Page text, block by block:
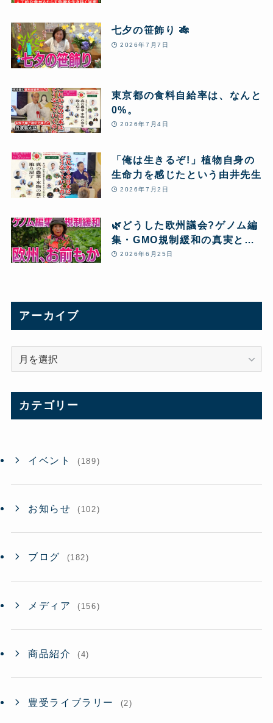
七夕の笹飾り 🎋
2026年7月7日
東京都の食料自給率は、なんと
0%。
2026年7月4日
「俺は生きるぞ!」植物自身の
生命力を感じたという由井先生
2026年7月2日
🌿どうした欧州議会?ゲノム編
集・GMO規制緩和の真実と、
本当の「食」
2026年6月25日
アーカイブ
ブ
カテゴリー
イベント (189)
お知らせ (102)
ブログ (182)
メディア (156)
商品紹介 (4)
豊受ライブラリー (2)